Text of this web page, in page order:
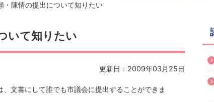
・陳情の提出について知りたい
いて知りたい
更新日：2009年03月25日
文書にして誰でも市議会に提出することができま